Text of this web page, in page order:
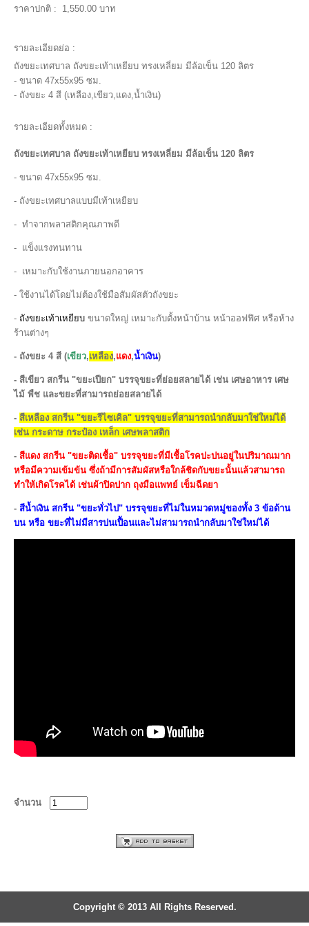
ราคาปกติ :
1,550.00 บาท
รายละเอียดย่อ :
ถังขยะเทศบาล ถังขยะเท้าเหยียบ ทรงเหลี่ยม มีล้อเข็น 120 ลิตร
- ขนาด 47x55x95 ซม.
- ถังขยะ 4 สี (เหลือง,เขียว,แดง,น้ำเงิน)
รายละเอียดทั้งหมด :
ถังขยะเทศบาล ถังขยะเท้าเหยียบ ทรงเหลี่ยม มีล้อเข็น 120 ลิตร
- ขนาด 47x55x95 ซม.
- ถังขยะเทศบาลแบบมีเท้าเหยียบ
- ทำจากพลาสติกคุณภาพดี
- แข็งแรงทนทาน
- เหมาะกับใช้งานภายนอกอาคาร
- ใช้งานได้โดยไม่ต้องใช้มือสัมผัสตัวถังขยะ
- ถังขยะเท้าเหยียบ ขนาดใหญ่ เหมาะกับตั้งหน้าบ้าน หน้าออฟฟิศ หรือห้าง
ร้านต่างๆ
- ถังขยะ 4 สี (เขียว,เหลือง,แดง,น้ำเงิน)
- สีเขียว สกรีน "ขยะเปียก" บรรจุขยะที่ย่อยสลายได้ เช่น เศษอาหาร เศษ
ไม้ พืช และขยะที่สามารถย่อยสลายได้
- สีเหลือง สกรีน "ขยะรีไซเคิล" บรรจุขยะที่สามารถนำกลับมาใช่ใหม่ได้
เช่น กระดาษ กระป๋อง เหล็ก เศษพลาสติก
- สีแดง สกรีน "ขยะติดเชื้อ" บรรจุขยะที่มีเชื้อโรคปะปนอยู่ในปริมาณมาก
หรือมีความเข้มข้น ซึ่งถ้ามีการ​สัมผัสหรือใกล้ชิดกับขยะนั้นแล้วสามารถ
ทำให้เกิดโรคได้ เช่นผ้าปิดปาก ถุงมือแพทย์ เข็มฉีดยา
- สีน้ำเงิน สกรีน "ขยะทั่วไป" บรรจุขยะที่ไม่ในหมวดหมู่ของทั้ง 3 ข้อด้าน
บน หรือ ขยะที่ไม่มีสารปนเปื้อนและไม่สามารถนำกลับมาใช่ใหม่ได้
จำนวน
Copyright © 2013 All Rights Reserved.